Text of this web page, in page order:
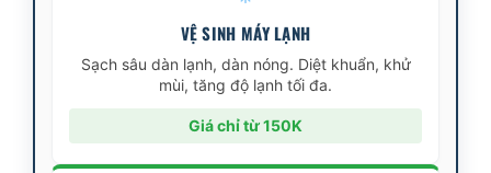
VỆ SINH MÁY LẠNH
Sạch sâu dàn lạnh, dàn nóng. Diệt khuẩn, khử
mùi, tăng độ lạnh tối đa.
Giá chỉ từ 150K